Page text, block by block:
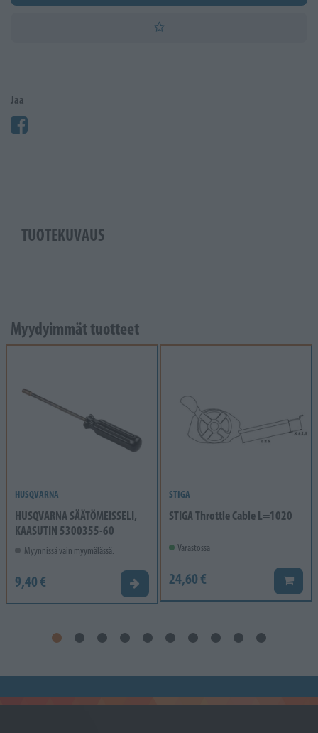
Jaa
TUOTEKUVAUS
Myydyimmät tuotteet
HUSQVARNA
HUSQVARNA SÄÄTÖMEISSELI,
KAASUTIN 5300355-60
Myynnissä vain myymälässä.
9,40 € Valitse vaihtoehto
STIGA
STIGA Throttle Cable L=1020
Varastossa
24,60 € Lisää